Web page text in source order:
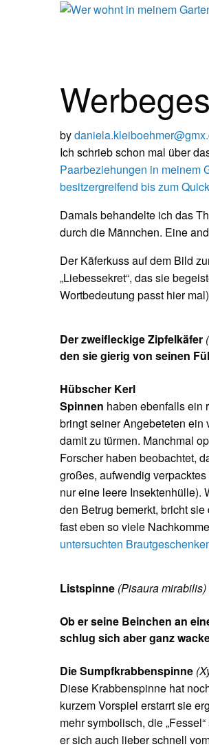
in
meinem
Garten?
content
by
Ich schrieb schon mal über
Paarbeziehungen in meinem
besitzergreifend bis zum
Damals behandelte ich das
durch die Männchen. Eine
Der Käferkuss auf dem Bild
„Liebessekret“, das sie
Wortbedeutung passt hier
Der zweifleckige Zipfelkäfer
den sie gierig von seinen
Hübscher Kerl
Spinnen haben ebenfalls ein
bringt seiner Angebeteten ein
damit zu türmen. Manchmal
Forscher haben beobachtet,
großes, aufwendig
nur eine leere Insektenhülle).
den Betrug bemerkt, bricht
fast eben so viele
untersuchten
Listspinne (Pisaura mirabilis)
Ob er seine Beinchen an
schlug sich aber ganz
Die Sumpfkrabbenspinne
Diese Krabbenspinne hat
kurzem Vorspiel erstarrt sie
mehr symbolisch, die
er sich auch lieber schnell